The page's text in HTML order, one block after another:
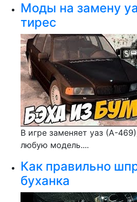
Моды на замену
тирес
В игре заменяет уаз (А-
любую модель....
Как правильно
буханка